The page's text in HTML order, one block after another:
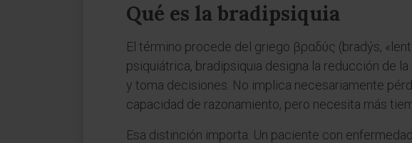
Qué es la bradipsiquia
El término procede del griego βραδύς (bradýs,
psiquiátrica, bradipsiquia designa la reducción de
y toma decisiones. No implica necesariamente
capacidad de razonamiento, pero necesita más
Esa distinción importa. Un paciente con